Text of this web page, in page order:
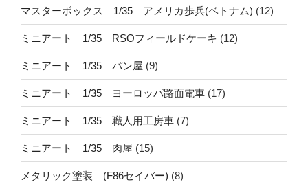
マスターボックス 1/35 アメリカ歩兵(ベトナム) (12)
ミニアート 1/35 RSOフィールドケーキ (12)
ミニアート 1/35 パン屋 (9)
ミニアート 1/35 ヨーロッパ路面電車 (17)
ミニアート 1/35 職人用工房車 (7)
ミニアート 1/35 肉屋 (15)
メタリック塗装 (F86セイバー) (8)